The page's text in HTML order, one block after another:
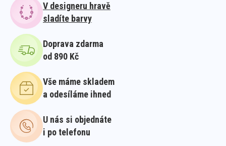
V designeru hravě
sladíte barvy
Doprava zdarma
od 890 Kč
Vše máme skladem
a odesíláme ihned
U nás si objednáte
i po telefonu